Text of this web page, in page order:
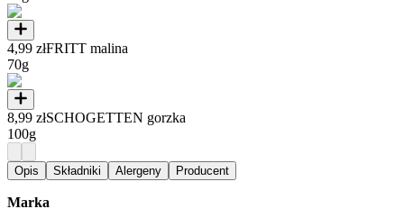
4,99 złFRITT malina
70g
8,99 złSCHOGETTEN gorzka
100g
Opis Składniki Alergeny Producent
Marka